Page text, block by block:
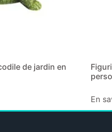
de jardin en
En